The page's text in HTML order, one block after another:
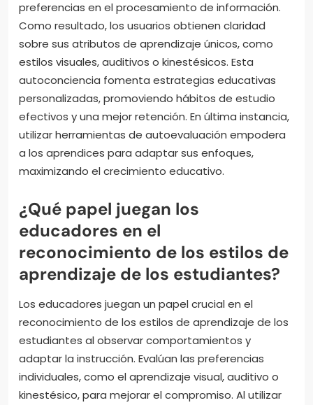
preferencias en el procesamiento de información.
Como resultado, los usuarios obtienen claridad
sobre sus atributos de aprendizaje únicos, como
estilos visuales, auditivos o kinestésicos. Esta
autoconciencia fomenta estrategias educativas
personalizadas, promoviendo hábitos de estudio
efectivos y una mejor retención. En última instancia,
utilizar herramientas de autoevaluación empodera
a los aprendices para adaptar sus enfoques,
maximizando el crecimiento educativo.
¿Qué papel juegan los
educadores en el
reconocimiento de los estilos de
aprendizaje de los estudiantes?
Los educadores juegan un papel crucial en el
reconocimiento de los estilos de aprendizaje de los
estudiantes al observar comportamientos y
adaptar la instrucción. Evalúan las preferencias
individuales, como el aprendizaje visual, auditivo o
kinestésico, para mejorar el compromiso. Al utilizar